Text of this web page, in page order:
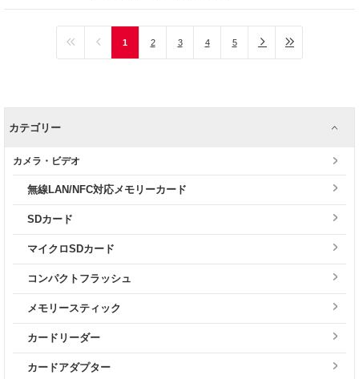
1 2 3 4 5
カテゴリー
カメラ・ビデオ
無線LAN/NFC対応メモリーカード
SDカード
マイクロSDカード
コンパクトフラッシュ
メモリースティック
カードリーダー
カードアダプター